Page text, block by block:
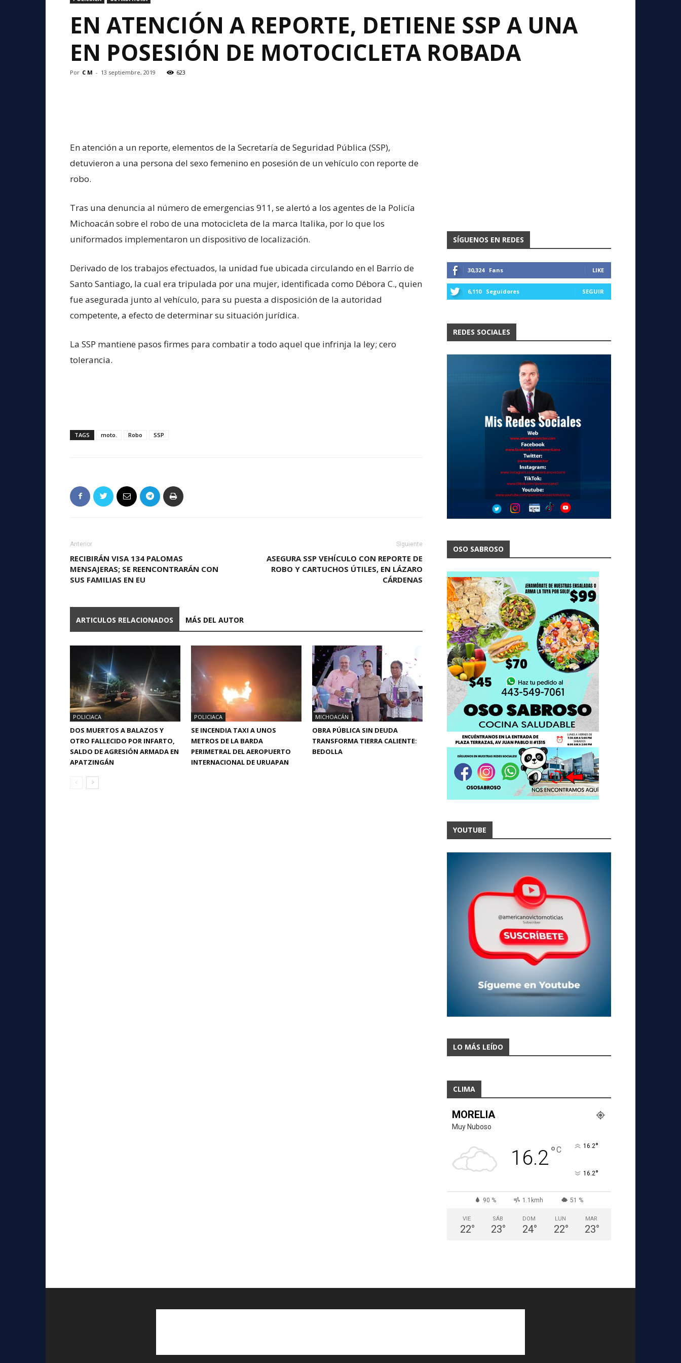
EN ATENCIÓN A REPORTE, DETIENE SSP A UNA
EN POSESIÓN DE MOTOCICLETA ROBADA
Por C M - 13 septiembre, 2019 623
En atención a un reporte, elementos de la Secretaría de Seguridad Pública (SSP),
detuvieron a una persona del sexo femenino en posesión de un vehículo con reporte de
robo.
Tras una denuncia al número de emergencias 911, se alertó a los agentes de la Policía
Michoacán sobre el robo de una motocicleta de la marca Italika, por lo que los
uniformados implementaron un dispositivo de localización.
Derivado de los trabajos efectuados, la unidad fue ubicada circulando en el Barrio de
Santo Santiago, la cual era tripulada por una mujer, identificada como Débora C., quien
fue asegurada junto al vehículo, para su puesta a disposición de la autoridad
competente, a efecto de determinar su situación jurídica.
La SSP mantiene pasos firmes para combatir a todo aquel que infrinja la ley; cero
tolerancia.
TAGS moto. Robo SSP
Anterior
RECIBIRÁN VISA 134 PALOMAS
MENSAJERAS; SE REENCONTRARÁN CON
SUS FAMILIAS EN EU
Siguiente
ASEGURA SSP VEHÍCULO CON REPORTE DE
ROBO Y CARTUCHOS ÚTILES, EN LÁZARO
CÁRDENAS
ARTICULOS RELACIONADOS MÁS DEL AUTOR
POLICIACA
DOS MUERTOS A BALAZOS Y
OTRO FALLECIDO POR INFARTO,
SALDO DE AGRESIÓN ARMADA EN
APATZINGÁN
POLICIACA
SE INCENDIA TAXI A UNOS
METROS DE LA BARDA
PERIMETRAL DEL AEROPUERTO
INTERNACIONAL DE URUAPAN
MICHOACÁN
OBRA PÚBLICA SIN DEUDA
TRANSFORMA TIERRA CALIENTE:
BEDOLLA
SÍGUENOS EN REDES
30,324 Fans LIKE
6,110 Seguidores SEGUIR
REDES SOCIALES
OSO SABROSO
YOUTUBE
LO MÁS LEÍDO
CLIMA
MORELIA
Muy Nuboso
16.2°C 16.2°
16.2°
90 % 1.1kmh 51 %
VIE
22°
SÁB
23°
DOM
24°
LUN
22°
MAR
23°